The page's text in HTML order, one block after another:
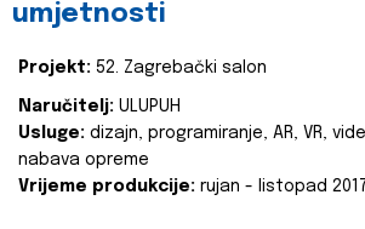
umjetnosti
Projekt: 52. Zagrebački salon
Naručitelj: ULUPUH
Usluge: dizajn, programiranje, AR, VR,
nabava opreme
Vrijeme produkcije: rujan - listopad